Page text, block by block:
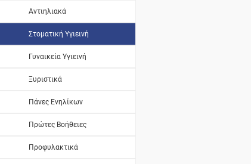
Αντιηλιακά
Στοματική Υγιεινή
Γυναικεία Υγιεινή
Ξυριστικά
Πάνες Ενηλίκων
Πρώτες Βοήθειες
Προφυλακτικά